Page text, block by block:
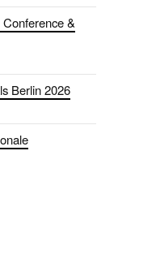
&
Berlin 2026